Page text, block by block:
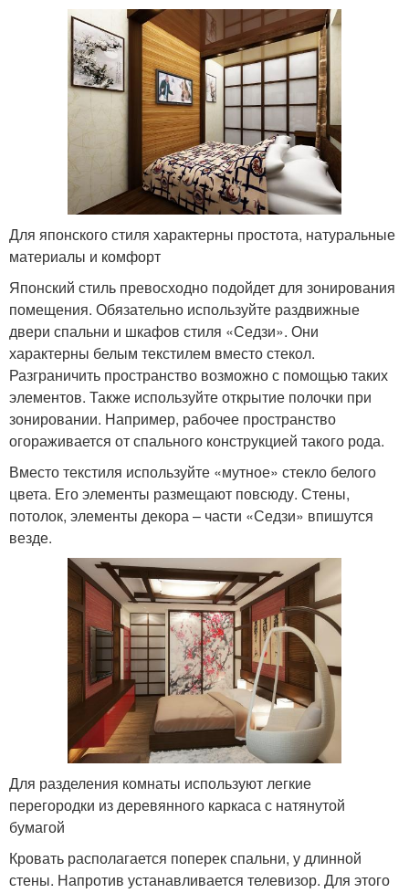
Для японского стиля характерны простота, натуральные
материалы и комфорт
Японский стиль превосходно подойдет для зонирования
помещения. Обязательно используйте раздвижные
двери спальни и шкафов стиля «Седзи». Они
характерны белым текстилем вместо стекол.
Разграничить пространство возможно с помощью таких
элементов. Также используйте открытие полочки при
зонировании. Например, рабочее пространство
огораживается от спального конструкцией такого рода.
Вместо текстиля используйте «мутное» стекло белого
цвета. Его элементы размещают повсюду. Стены,
потолок, элементы декора – части «Седзи» впишутся
везде.
Для разделения комнаты используют легкие
перегородки из деревянного каркаса с натянутой
бумагой
Кровать располагается поперек спальни, у длинной
стены. Напротив устанавливается телевизор. Для этого